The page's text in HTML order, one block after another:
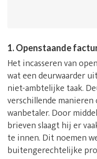
1. Openstaande
Het incasseren van
wat een deurwaarder
niet-ambtelijke taak.
verschillende
wanbetaler. Door
brieven slaagt hij er
te innen. Dit noemen
buitengerechtelijke